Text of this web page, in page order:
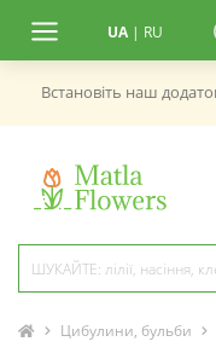
UA | RU
Встановiть наш
Цибулини, бульби